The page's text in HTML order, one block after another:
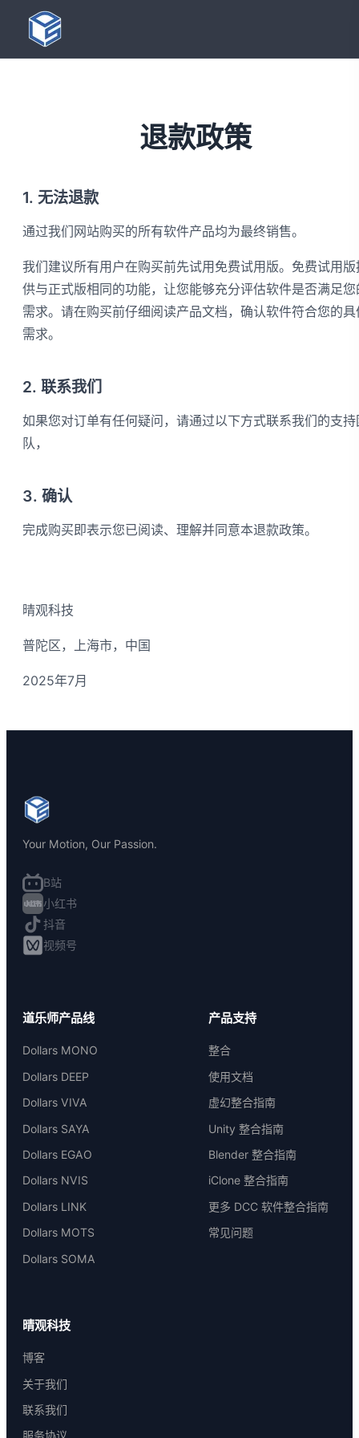
退款政策
1. 无法退款
通过我们网站购买的所有软件产品均为最终销售。
我们建议所有用户在购买前先试用免费试用版。免费试用版
供与正式版相同的功能，让您能够充分评估软件是否满足您
需求。请在购买前仔细阅读产品文档，确认软件符合您的具
需求。
2. 联系我们
如果您对订单有任何疑问，请通过以下方式联系我们的支持
队，
3. 确认
完成购买即表示您已阅读、理解并同意本退款政策。
晴观科技
普陀区，上海市，中国
2025年7月
Your Motion, Our Passion.
B站
小红书
抖音
视频号
道乐师产品线
Dollars MONO
Dollars DEEP
Dollars VIVA
Dollars SAYA
Dollars EGAO
Dollars NVIS
Dollars LINK
Dollars MOTS
Dollars SOMA
产品支持
整合
使用文档
虚幻整合指南
Unity 整合指南
Blender 整合指南
iClone 整合指南
更多 DCC 软件整合指南
常见问题
晴观科技
博客
关于我们
联系我们